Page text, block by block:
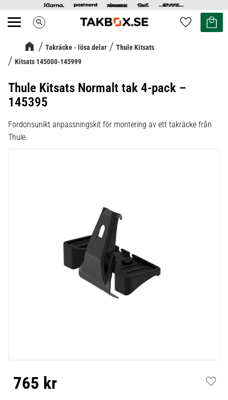
Meny search Favoriter
Kundvagn
Takräcke - lösa delar
Thule Kitsats
Kitsats 145000-145999
Thule Kitsats Normalt tak 4-pack –
145395
Fordonsunikt anpassningskit för montering av ett takräcke från
Thule.
765 kr